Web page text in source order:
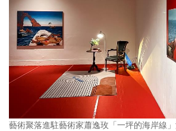
藝術聚落進駐藝術家蕭逸玫「一坪的海岸線